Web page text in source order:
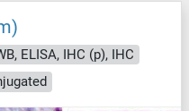
ELISA, IHC (p), IHC